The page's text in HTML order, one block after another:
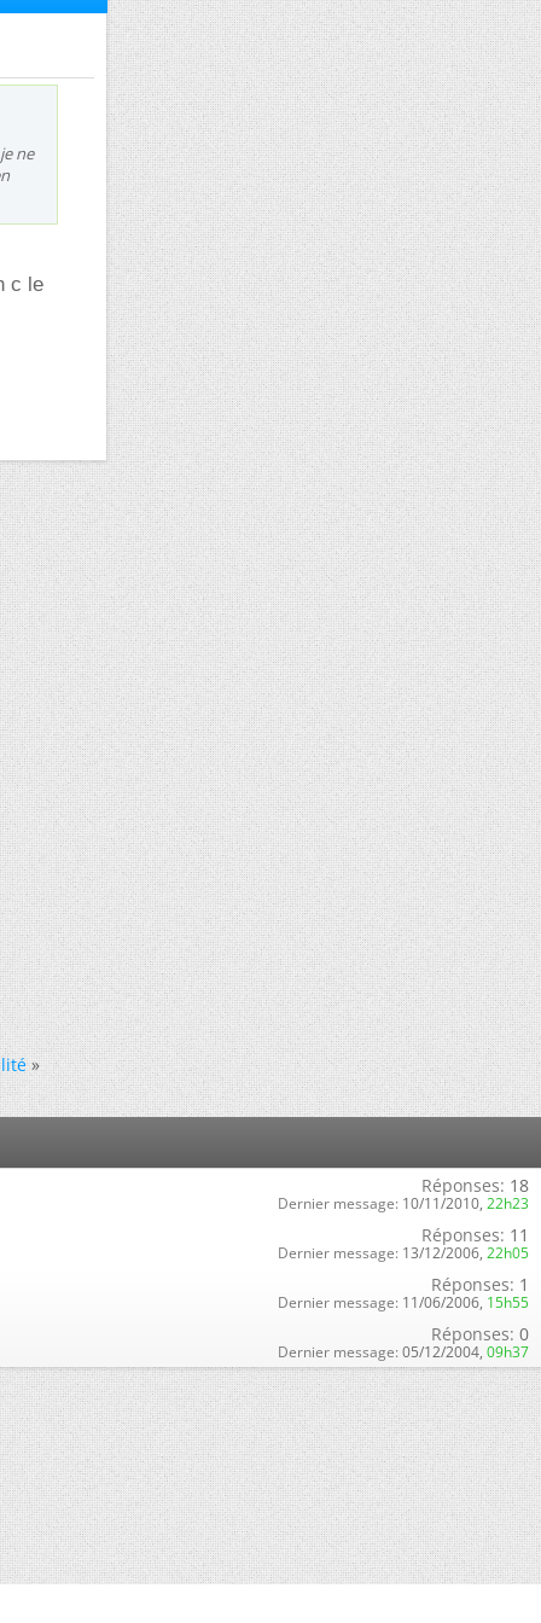
ne
c le
»
Réponses: 18
Dernier message: 10/11/2010, 22h23
Réponses: 11
Dernier message: 13/12/2006, 22h05
Réponses: 1
Dernier message: 11/06/2006, 15h55
Réponses: 0
Dernier message: 05/12/2004, 09h37